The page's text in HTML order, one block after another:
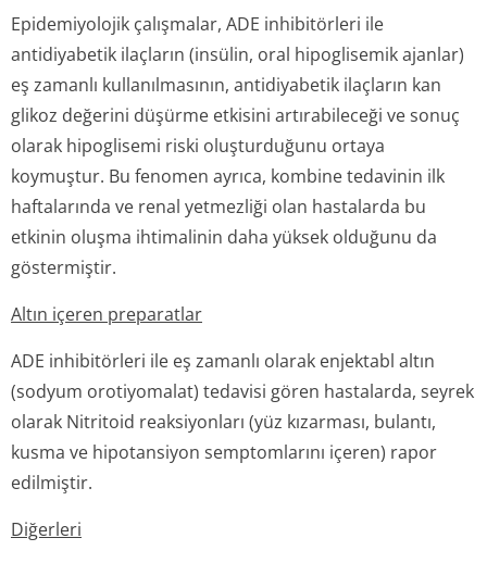
Epidemiyolojik çalışmalar, ADE inhibitörleri ile
antidiyabetik ilaçların (insülin, oral hipoglisemik ajanlar)
eş zamanlı kullanılmasının, antidiyabetik ilaçların kan
glikoz değerini düşürme etkisini artırabileceği ve sonuç
olarak hipoglisemi riski oluşturduğunu ortaya
koymuştur. Bu fenomen ayrıca, kombine tedavinin ilk
haftalarında ve renal yetmezliği olan hastalarda bu
etkinin oluşma ihtimalinin daha yüksek olduğunu da
göstermiştir.
Altın içeren preparatlar
ADE inhibitörleri ile eş zamanlı olarak enjektabl altın
(sodyum orotiyomalat) tedavisi gören hastalarda, seyrek
olarak Nitritoid reaksiyonları (yüz kızarması, bulantı,
kusma ve hipotansiyon semptomlarını içeren) rapor
edilmiştir.
Diğerleri